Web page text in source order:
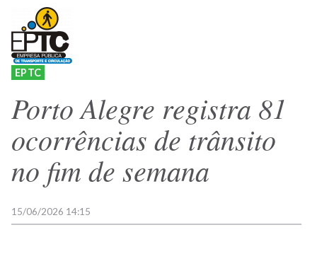
EPTC
Porto Alegre registra 81
ocorrências de trânsito
no fim de semana
15/06/2026 14:15